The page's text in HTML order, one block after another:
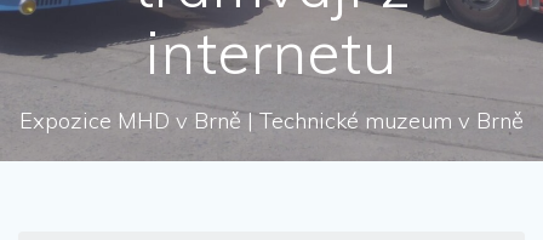
internetu
Expozice MHD v Brně | Technické muzeum v Brně